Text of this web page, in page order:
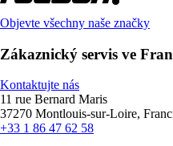
Objevte všechny naše značky
Zákaznický servis ve
Kontaktujte nás
11 rue Bernard Maris
37270 Montlouis-sur-Loire,
+33 1 86 47 62 58